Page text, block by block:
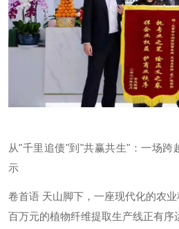
从"千里追债"到"共赢共生"：一场跨
示
卷首语 天山脚下，一座现代化的农
百万元的植物纤维提取生产线正有序